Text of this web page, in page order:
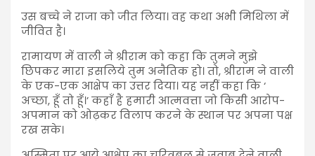
उस बच्चे ने राजा को जीत लिया। वह कथा अभी मिथिला में
जीवित है।
रामायण में वाली ने श्रीराम को कहा कि तुमने मुझे
छिपकर मारा इसलिये तुम अनैतिक हो। तो, श्रीराम ने वाली
के एक-एक आक्षेप का उत्तर दिया। यह नहीं कहा कि ‘
अच्छा, हूँ तो हूँ।’ कहाँ है हमारी आत्मवत्ता जो किसी आरोप-
अपमान को ओढ़कर विलाप करने के स्थान पर अपना पक्ष
रख सके।